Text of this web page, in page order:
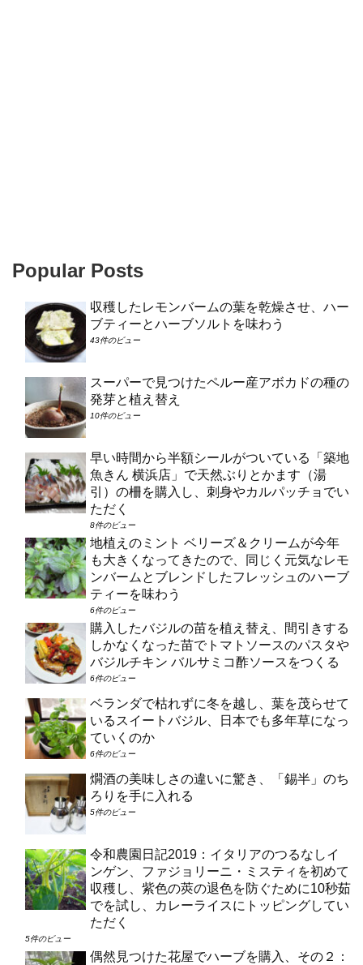
Popular Posts
収穫したレモンバームの葉を乾燥させ、ハー
ブティーとハーブソルトを味わう
43件のビュー
スーパーで見つけたペルー産アボカドの種の
発芽と植え替え
10件のビュー
早い時間から半額シールがついている「築地
魚きん 横浜店」で天然ぶりとかます（湯
引）の柵を購入し、刺身やカルパッチョでい
ただく
8件のビュー
地植えのミント ベリーズ＆クリームが今年
も大きくなってきたので、同じく元気なレモ
ンバームとブレンドしたフレッシュのハーブ
ティーを味わう
6件のビュー
購入したバジルの苗を植え替え、間引きする
しかなくなった苗でトマトソースのパスタや
バジルチキン バルサミコ酢ソースをつくる
6件のビュー
ベランダで枯れずに冬を越し、葉を茂らせて
いるスイートバジル、日本でも多年草になっ
ていくのか
6件のビュー
燗酒の美味しさの違いに驚き、「錫半」のち
ろりを手に入れる
5件のビュー
令和農園日記2019：イタリアのつるなしイ
ンゲン、ファジョリーニ・ミスティを初めて
収穫し、紫色の莢の退色を防ぐために10秒茹
でを試し、カレーライスにトッピングしてい
ただく
5件のビュー
偶然見つけた花屋でハーブを購入、その２：